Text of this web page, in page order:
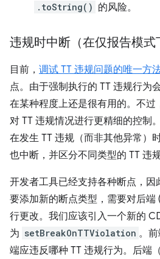
.toString() 的风险。
违规时中断（在仅报告模式
目前， 调试 TT 违规问题的唯一方
点。由于强制执行的 TT 违规行为
在某种程度上还是很有用的。不
对 TT 违规情况进行更精细的控制
在发生 TT 违规（而非其他异常）
也中断，并区分不同类型的 TT 违规
开发者工具已经支持各种断点，
要添加新的断点类型，需要对后端
行更改。我们应该引入一个新的
为 setBreakOnTTViolation 。
端应违反哪种 TT 违规行为。后端